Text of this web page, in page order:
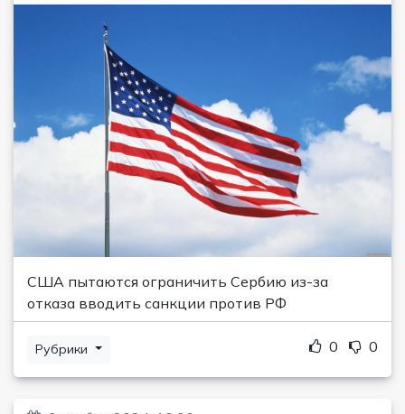
США пытаются ограничить Сербию из-за
отказа вводить санкции против РФ
Рубрики 0 0